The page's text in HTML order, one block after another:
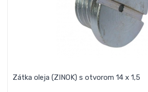
Zátka oleja (ZINOK) s otvorom 14 x 1,5